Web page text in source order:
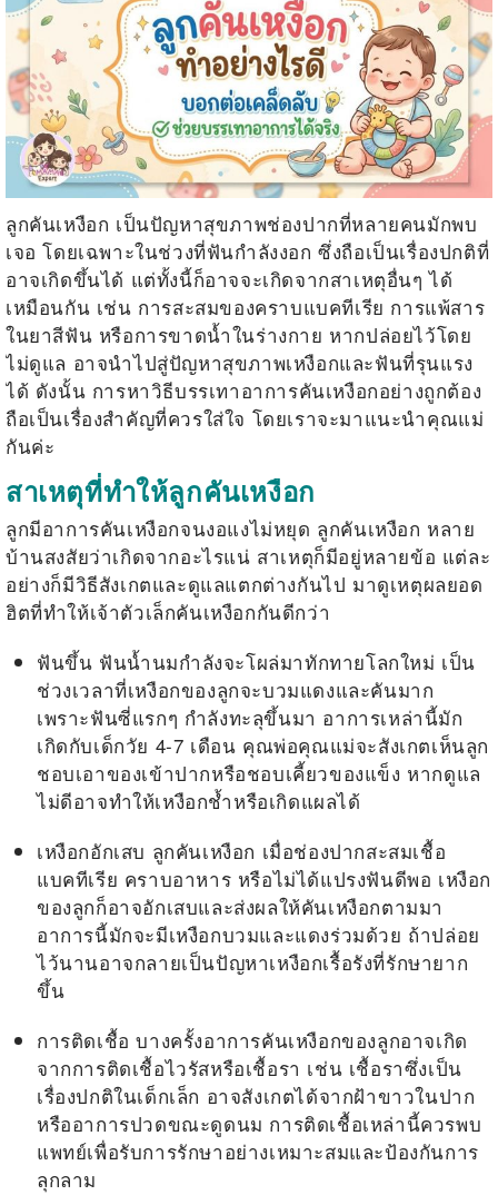
ลูกคันเหงือก เป็นปัญหาสุขภาพช่องปากที่หลายคนมักพบ
เจอ โดยเฉพาะในช่วงที่ฟันกำลังงอก ซึ่งถือเป็นเรื่องปกติที่
อาจเกิดขึ้นได้ แต่ทั้งนี้ก็อาจจะเกิดจากสาเหตุอื่นๆ ได้
เหมือนกัน เช่น การสะสมของคราบแบคทีเรีย การแพ้สาร
ในยาสีฟัน หรือการขาดน้ำในร่างกาย หากปล่อยไว้โดย
ไม่ดูแล อาจนำไปสู่ปัญหาสุขภาพเหงือกและฟันที่รุนแรง
ได้ ดังนั้น การหาวิธีบรรเทาอาการคันเหงือกอย่างถูกต้อง
ถือเป็นเรื่องสำคัญที่ควรใส่ใจ โดยเราจะมาแนะนำคุณแม่
กันค่ะ
สาเหตุที่ทำให้ลูกคันเหงือก
ลูกมีอาการคันเหงือกจนงอแงไม่หยุด ลูกคันเหงือก หลาย
บ้านสงสัยว่าเกิดจากอะไรแน่ สาเหตุก็มีอยู่หลายข้อ แต่ละ
อย่างก็มีวิธีสังเกตและดูแลแตกต่างกันไป มาดูเหตุผลยอด
ฮิตที่ทำให้เจ้าตัวเล็กคันเหงือกกันดีกว่า
ฟันขึ้น ฟันน้ำนมกำลังจะโผล่มาทักทายโลกใหม่ เป็น
ช่วงเวลาที่เหงือกของลูกจะบวมแดงและคันมาก
เพราะฟันซี่แรกๆ กำลังทะลุขึ้นมา อาการเหล่านี้มัก
เกิดกับเด็กวัย 4-7 เดือน คุณพ่อคุณแม่จะสังเกตเห็นลูก
ชอบเอาของเข้าปากหรือชอบเคี้ยวของแข็ง หากดูแล
ไม่ดีอาจทำให้เหงือกช้ำหรือเกิดแผลได้
เหงือกอักเสบ ลูกคันเหงือก เมื่อช่องปากสะสมเชื้อ
แบคทีเรีย คราบอาหาร หรือไม่ได้แปรงฟันดีพอ เหงือก
ของลูกก็อาจอักเสบและส่งผลให้คันเหงือกตามมา
อาการนี้มักจะมีเหงือกบวมและแดงร่วมด้วย ถ้าปล่อย
ไว้นานอาจกลายเป็นปัญหาเหงือกเรื้อรังที่รักษายาก
ขึ้น
การติดเชื้อ บางครั้งอาการคันเหงือกของลูกอาจเกิด
จากการติดเชื้อไวรัสหรือเชื้อรา เช่น เชื้อราซึ่งเป็น
เรื่องปกติในเด็กเล็ก อาจสังเกตได้จากฝ้าขาวในปาก
หรืออาการปวดขณะดูดนม การติดเชื้อเหล่านี้ควรพบ
แพทย์เพื่อรับการรักษาอย่างเหมาะสมและป้องกันการ
ลุกลาม